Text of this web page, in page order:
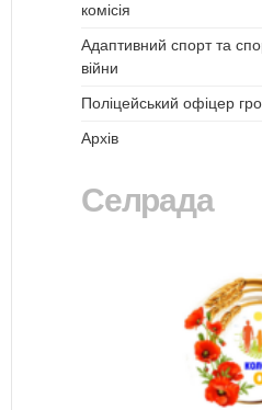
комісія
Адаптивний спорт та
війни
Поліцейський офіцер
Архів
Селрада